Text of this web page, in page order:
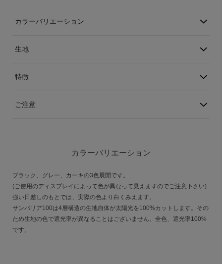
カラーバリエーション
生地
特徴
ご注意
カラーバリエーション
ブラック、グレー、カーキの3色展開です。
(ご使用のディスプレイによって色が異なって見えますのでご注意下さい)
強い日差しのもとでは、実際の色より白くみえます。
サンバリア100は4層構造の生地自体が太陽光を100%カットします。その
ため生地の色で遮光率が異なることはございません。全色、遮光率100%
です。